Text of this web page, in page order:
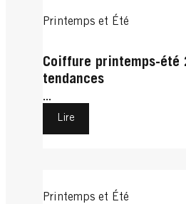
Printemps et Été
Coiffure printemps-été
tendances
...
Lire
Printemps et Été